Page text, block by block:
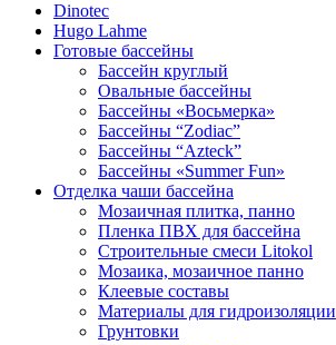
Dinotec
Hugo Lahme
Готовые бассейны
Бассейн круглый
Овальные бассейны
Бассейны «Восьмерка»
Бассейны “Zodiac”
Бассейны “Azteck”
Бассейны «Summer Fun»
Отделка чаши бассейна
Мозаичная плитка, панно
Пленка ПВХ для бассейна
Строительные смеси Litokol
Мозаика, мозаичное панно
Клеевые составы
Материалы для гидроизоляции
Грунтовки